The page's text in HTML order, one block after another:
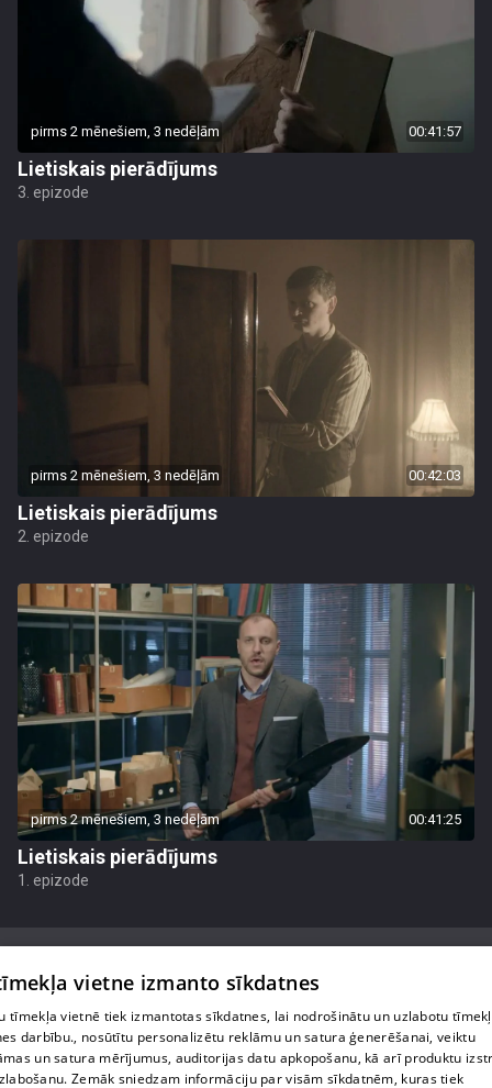
pirms 2 mēnešiem, 3 nedēļām 00:41:57
Lietiskais pierādījums
3. epizode
pirms 2 mēnešiem, 3 nedēļām 00:42:03
Lietiskais pierādījums
2. epizode
pirms 2 mēnešiem, 3 nedēļām 00:41:25
Lietiskais pierādījums
1. epizode
Par mums
Privātuma politika
vietne izmanto sīkdatnes
tīmekļa vietnē tiek izmantotas sīkdatnes, lai nodrošinātu un uzlabotu
darbību., nosūtītu personalizētu reklāmu un satura ģenerēšanai, veiktu
un satura mērījumus, auditorijas datu apkopošanu, kā arī produktu
Zemāk sniedzam informāciju par visām sīkdatnēm, kuras tiek